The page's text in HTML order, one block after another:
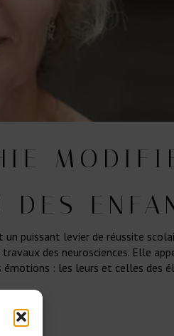
DES
un puissant levier de réussite
travaux des neurosciences. Elle
émotions : les leurs et celles des